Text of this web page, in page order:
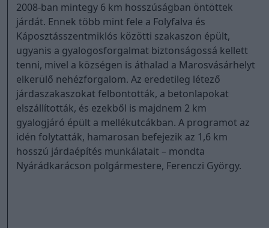
2008-ban mintegy 6 km hosszúságban öntöttek
járdát. Ennek több mint fele a Folyfalva és
Káposztásszentmiklós közötti szakaszon épült,
ugyanis a gyalogosforgalmat biztonságossá kellett
tenni, mivel a községen is áthalad a Marosvásárhelyt
elkerülő nehézforgalom. Az eredetileg létező
járdaszakaszokat felbontották, a betonlapokat
elszállították, és ezekből is majdnem 2 km
gyalogjáró épült a mellékutcákban. A programot az
idén folytatták, hamarosan befejezik az 1,6 km
hosszú járdaépítés munkálatait – mondta
Nyárádkarácson polgármestere, Ferenczi György.